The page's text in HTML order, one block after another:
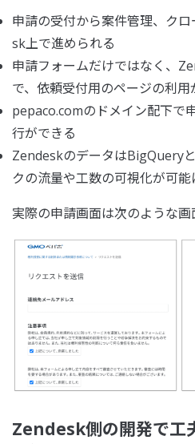
申請の受付から案件管理、ク
sk上で進められる
申請フォームだけではなく、
で、依頼受付用のページの利用
pepaco.comのドメイン配下で
行ができる
ZendeskのデータはBigQuery
クの流量や工数の可視化が可能
実際の申請画面は次のような画
Zendesk側の開発で工